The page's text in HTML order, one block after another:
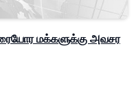
மக்களுக்கு அவசர